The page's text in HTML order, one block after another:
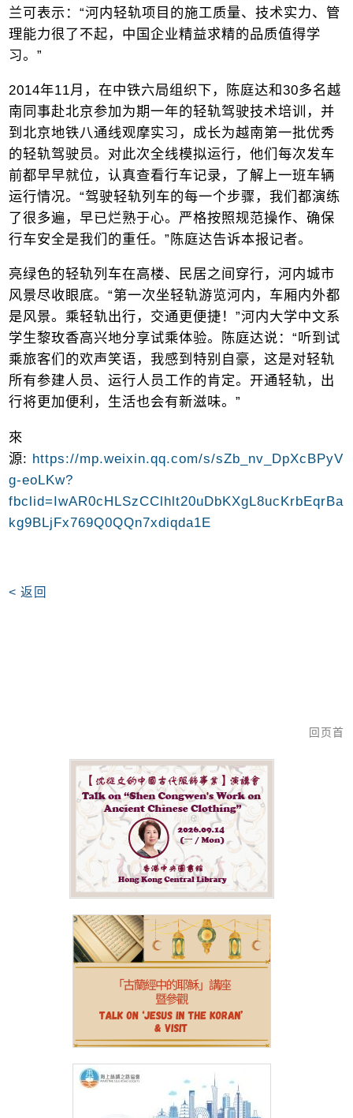
兰可表示：“河内轻轨项目的施工质量、技术实力、管
理能力很了不起，中国企业精益求精的品质值得学
习。”
2014年11月，在中铁六局组织下，陈庭达和30多名越
南同事赴北京参加为期一年的轻轨驾驶技术培训，并
到北京地铁八通线观摩实习，成长为越南第一批优秀
的轻轨驾驶员。对此次全线模拟运行，他们每次发车
前都早早就位，认真查看行车记录，了解上一班车辆
运行情况。“驾驶轻轨列车的每一个步骤，我们都演练
了很多遍，早已烂熟于心。严格按照规范操作、确保
行车安全是我们的重任。”陈庭达告诉本报记者。
亮绿色的轻轨列车在高楼、民居之间穿行，河内城市
风景尽收眼底。“第一次坐轻轨游览河内，车厢内外都
是风景。乘轻轨出行，交通更便捷！”河内大学中文系
学生黎玫香高兴地分享试乘体验。陈庭达说：“听到试
乘旅客们的欢声笑语，我感到特别自豪，这是对轻轨
所有参建人员、运行人员工作的肯定。开通轻轨，出
行将更加便利，生活也会有新滋味。”
來
源: https://mp.weixin.qq.com/s/sZb_nv_DpXcBPyV
g-eoLKw?
fbclid=IwAR0cHLSzCClhlt20uDbKXgL8ucKrbEqrBa
kg9BLjFx769Q0QQn7xdiqda1E​
< 返回
回页首